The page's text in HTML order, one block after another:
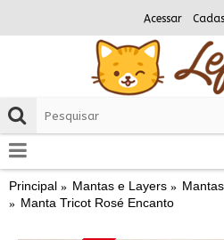
Acessar
Principal Mantas e Layers
Manta Tricot Rosé Encanto